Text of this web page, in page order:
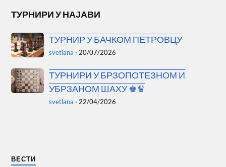
ТУРНИРИ У НАЈАВИ
ТУРНИР У БАЧКОМ ПЕТРОВЦУ
svetlana · 20/07/2026
ТУРНИРИ У БРЗОПОТЕЗНОМ И
УБРЗАНОМ ШАХУ ♚♛
svetlana · 22/04/2026
ВЕСТИ